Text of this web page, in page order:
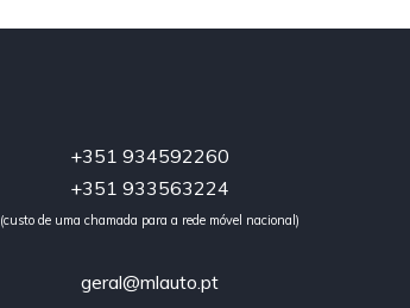
+351 934592260
+351 933563224
(custo de uma chamada para a rede móvel nacional)
geral@mlauto.pt